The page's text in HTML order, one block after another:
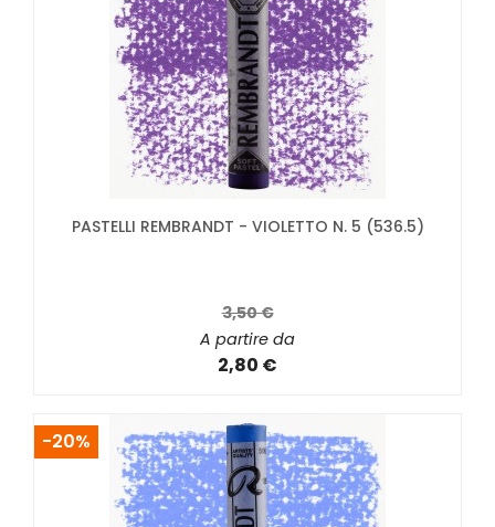
PASTELLI REMBRANDT - VIOLETTO N. 5 (536.5)
3,50 €
A partire da
2,80 €
-20%